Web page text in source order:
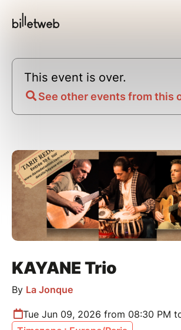
This event is over.
See other events from this
KAYANE Trio
By La Jonque
Tue Jun 09, 2026 from 08:30 PM